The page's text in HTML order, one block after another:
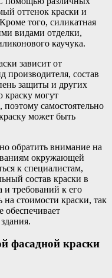
оттенок краски и
того, силикатная
видами отделки,
каучука.
зависит от
производителя, состав
защиты и других
краску могут
самостоятельно
может быть
обратить внимание на
окружающей
к специалистам,
состав краски в
и требований к его
на стоимости краски, так
обеспечивает
фасадной краски